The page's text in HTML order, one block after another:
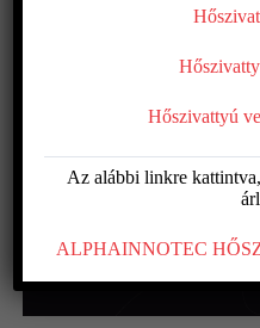
Vízmelegítők, légkezelők
Hőszivattyú
Az alábbi linkre
ALPHAINNOTEC